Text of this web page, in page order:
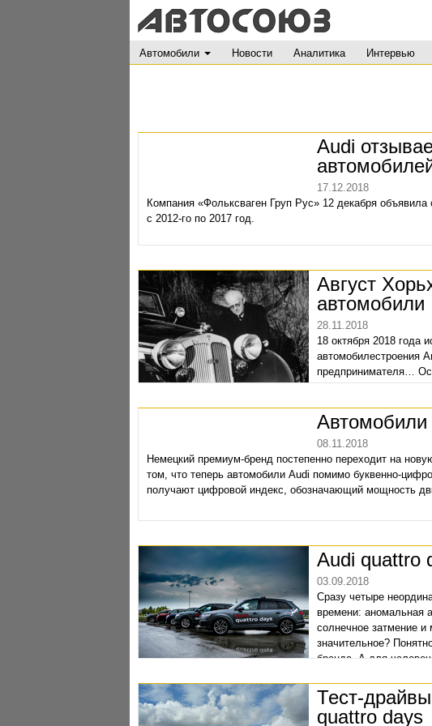
Автомобили Новости Аналитика Интервью
Audi
17.12.2018
Компания «Фольксваген Груп Рус» 12 декабря
с 2012-го по 2017 год.
Август
автомобили
28.11.2018
18 октября 2018 года
автомобилестроения
предпринимателя…
Автомобили
08.11.2018
Немецкий премиум-бренд постепенно переходит на
том, что теперь автомобили Audi помимо буквенно-
получают цифровой индекс, обозначающий мощность
Audi quattro
03.09.2018
Сразу четыре
времени: аномальная
солнечное затмение
значительное?
бренда. А для
Тест-
quattro days